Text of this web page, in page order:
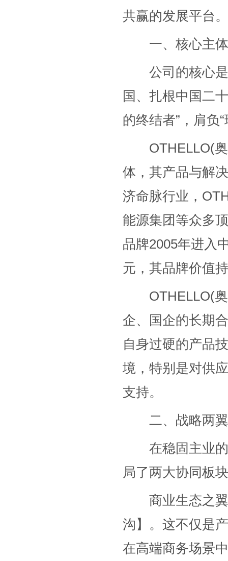
共赢的发展平台。
一、核心主体
公司的核心是
国、扎根中国二
的终结者”，肩负
OTHELLO(奥
体，其产品与解
济命脉行业，
能源集团等众多
品牌2005年进入
元，其品牌价值
OTHELLO(奥
企、国企的长期
自身过硬的产品
境，特别是对供
支持。
二、战略两翼
在稳固主业的
局了两大协同板
商业生态之翼
沟】。这不仅是
在高端商务场景